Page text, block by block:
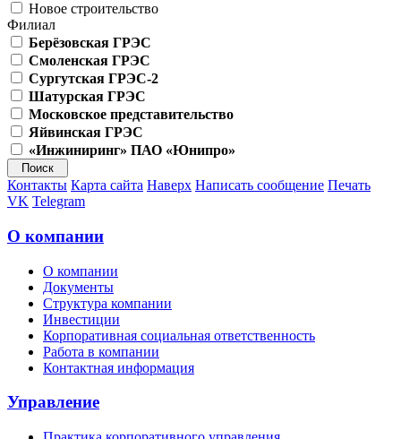
Новое строительство
Филиал
Берёзовская ГРЭС
Смоленская ГРЭС
Сургутская ГРЭС-2
Шатурская ГРЭС
Московское представительство
Яйвинская ГРЭС
«Инжиниринг» ПАО «Юнипро»
Контакты Карта сайта Наверх Написать сообщение Печать
VK Telegram
О компании
О компании
Документы
Структура компании
Инвестиции
Корпоративная социальная ответственность
Работа в компании
Контактная информация
Управление